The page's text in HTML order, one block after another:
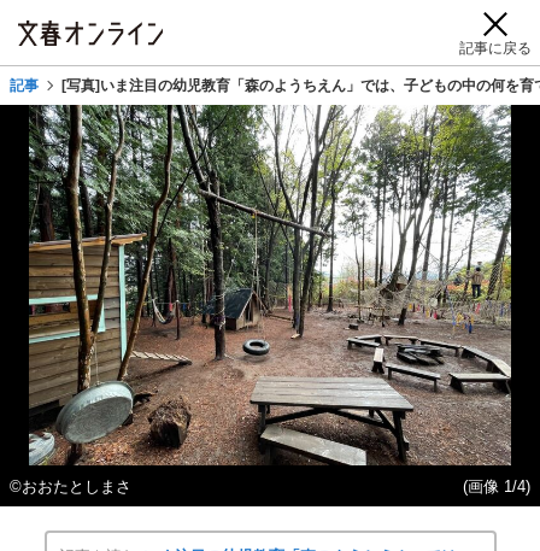
記事に戻る
記事 [写真]いま注目の幼児教育「森のようちえん」では、子どもの中の何を育
©️おおたとしまさ (画像 1/4)